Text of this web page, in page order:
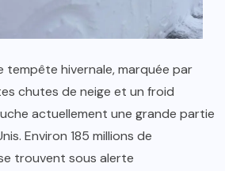
tempête hivernale, marquée par
chutes de neige et un froid
actuellement une grande partie
Environ 185 millions de
trouvent sous alerte